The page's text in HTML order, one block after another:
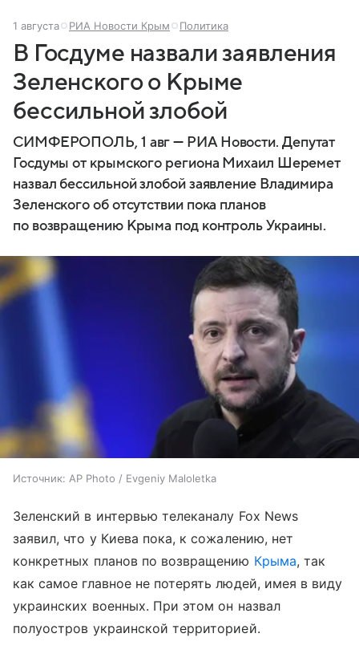
1 августа РИА Новости Крым Политика
В Госдуме назвали заявления
Зеленского о Крыме
бессильной злобой
СИМФЕРОПОЛЬ, 1 авг — РИА Новости. Депутат
Госдумы от крымского региона Михаил Шеремет
назвал бессильной злобой заявление Владимира
Зеленского об отсутствии пока планов
по возвращению Крыма под контроль Украины.
Источник: AP Photo / Evgeniy Maloletka
Зеленский в интервью телеканалу Fox News
заявил, что у Киева пока, к сожалению, нет
конкретных планов по возвращению Крыма, так
как самое главное не потерять людей, имея в виду
украинских военных. При этом он назвал
полуостров украинской территорией.